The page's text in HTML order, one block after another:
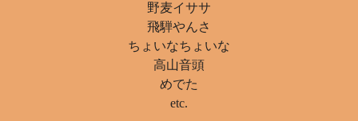
野麦イササ
飛騨やんさ
ちょいなちょいな
高山音頭
めでた
etc.